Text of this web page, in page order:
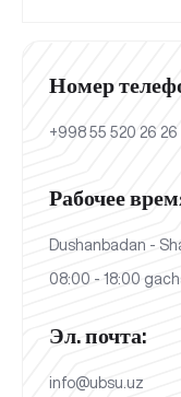
Номер
+998 55 520 26 26
Рабочее
Dushanbadan -
08:00 - 18:00
Эл. почта:
info@ubsu.uz